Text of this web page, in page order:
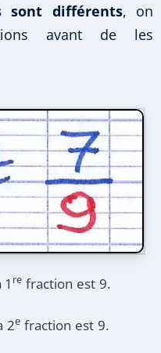
sont différents, on
avant de les
re fraction est 9.
2efraction est 9.